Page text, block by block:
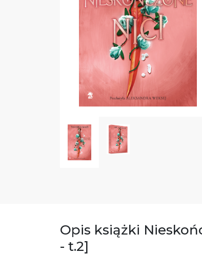
Opis książki
- t.2]